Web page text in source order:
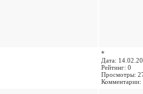
*
Дата:
Рейтинг: 0
Просмотры:
Комментарии: